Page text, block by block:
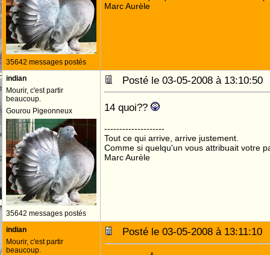
35642 messages postés
Marc Aurèle
indian
Mourir, c'est partir
beaucoup.
Gourou Pigeonneux
35642 messages postés
Posté le 03-05-2008 à
14 quoi??
--------------------
Tout ce qui arrive, arrive justement.
Comme si quelqu'un vous attribuait votre
Marc Aurèle
indian
Mourir, c'est partir
beaucoup.
Posté le 03-05-2008 à